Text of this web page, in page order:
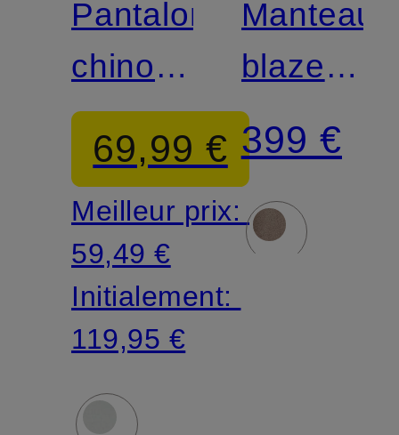
Pantalon
chino
CHINO
Slim Fit
69,99 €
Meilleur prix:
59,49 €
Initialement:
119,95 €
Manteau-
blazer
MOJENI
399 €